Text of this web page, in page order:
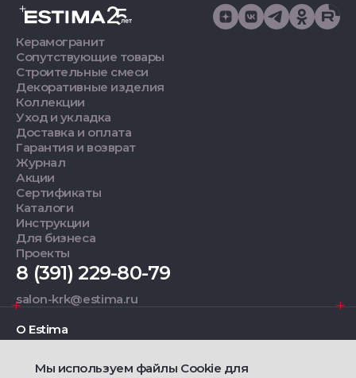
Керамогранит
Сопутствующие товары
Строительные смеси
Декоративные изделия
Коллекции
Уход и укладка
Доставка и оплата
Гарантия и возврат
Журнал
Акции
Сертификаты
Каталоги
Инструкции
Для бизнеса
Проекты
8 (391) 229-80-79
salon-krk@estima.ru
О Estima
Дизайнерам
Мы используем файлы Cookie для